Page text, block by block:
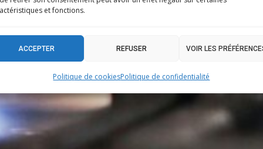
et fonctions.
ACCEPTER REFUSER VOIR LES
Politique de cookiesPolitique de confidentialité